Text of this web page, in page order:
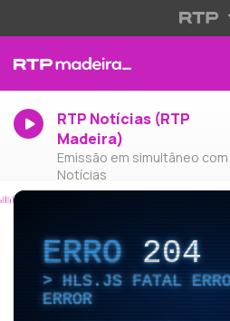
RTP Notícias (RTP
Madeira)
Emissão em simultâneo com
Notícias
ERRO204
HLS.JS FATAL
ERROR